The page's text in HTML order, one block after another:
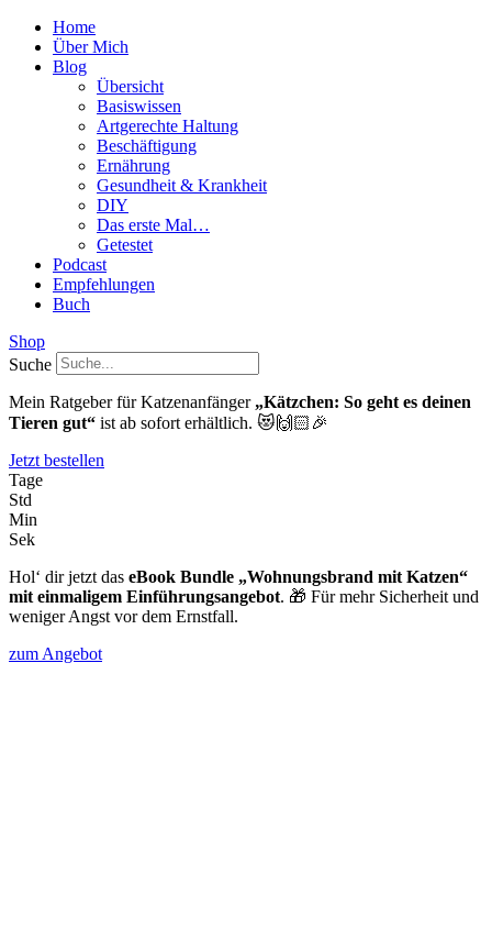
Home
Über Mich
Blog
Übersicht
Basiswissen
Artgerechte Haltung
Beschäftigung
Ernährung
Gesundheit & Krankheit
DIY
Das erste Mal…
Getestet
Podcast
Empfehlungen
Buch
Shop
Suche
Mein Ratgeber für Katzenanfänger „Kätzchen: So geht es deinen
Tieren gut“ ist ab sofort erhältlich. 😻🙌🏻🎉
Jetzt bestellen
Tage
Std
Min
Sek
Hol‘ dir jetzt das eBook Bundle „Wohnungsbrand mit Katzen“
mit einmaligem Einführungsangebot. 🎁 Für mehr Sicherheit und
weniger Angst vor dem Ernstfall.
zum Angebot